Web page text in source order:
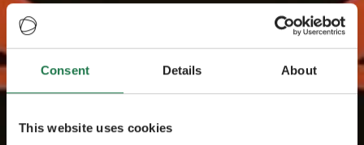
Consent Details About
This website uses cookies